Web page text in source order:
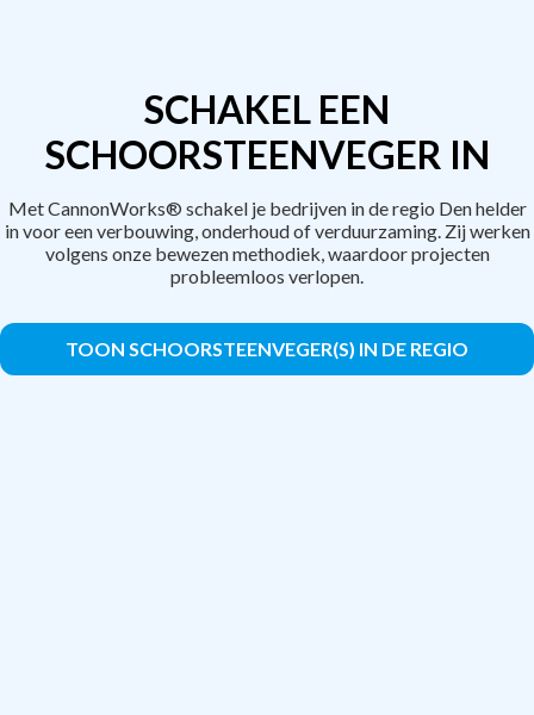
SCHAKEL EEN
SCHOORSTEENVEGER IN
Met CannonWorks® schakel je bedrijven in de regio Den helder
in voor een verbouwing, onderhoud of verduurzaming. Zij werken
volgens onze bewezen methodiek, waardoor projecten
probleemloos verlopen.
TOON SCHOORSTEENVEGER(S) IN DE REGIO